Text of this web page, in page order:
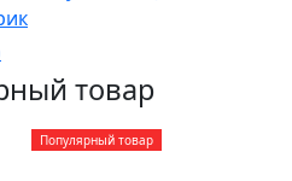
товар
Популярный товар